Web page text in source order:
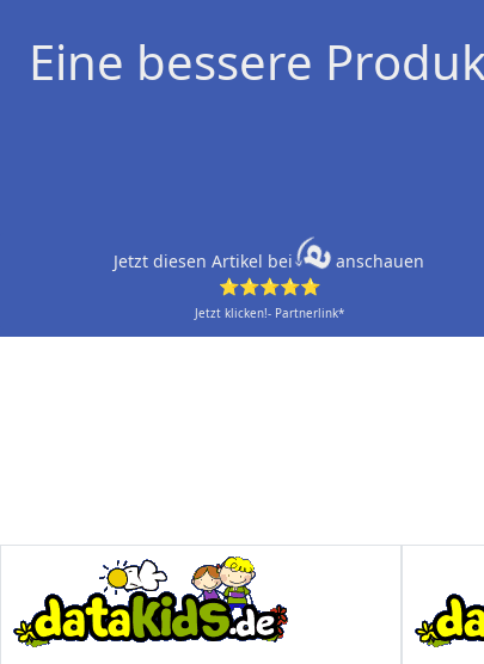
Eine bessere
Jetzt diesen Artikel bei
anschauen
⭐⭐⭐⭐⭐
Jetzt klicken!- Partnerlink*